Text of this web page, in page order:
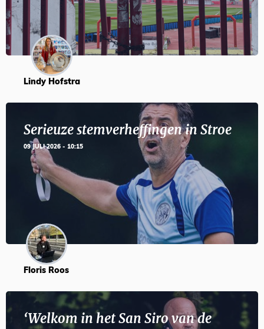
Lindy Hofstra
Serieuze stemverheffingen in Stroe
09 JULI 2026 - 10:15
Floris Roos
‘Welkom in het San Siro van de